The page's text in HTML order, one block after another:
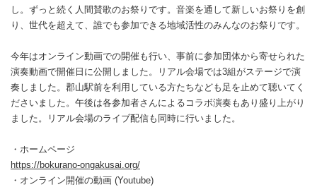
し。ずっと続く人間賛歌のお祭りです。音楽を通して新しいお祭りを創
り、世代を超えて、誰でも参加できる地域活性のみんなのお祭りです。
今年はオンライン動画での開催も行い、事前に参加団体から寄せられた
演奏動画で開催日に公開しました。リアル会場では3組がステージで演
奏しました。郡山駅前を利用している方たちなども足を止めて聴いてく
ださいました。午後は各参加者さんによるコラボ演奏もあり盛り上がり
ました。リアル会場のライブ配信も同時に行いました。
・ホームページ
https://bokurano-ongakusai.org/
・オンライン開催の動画 (Youtube)